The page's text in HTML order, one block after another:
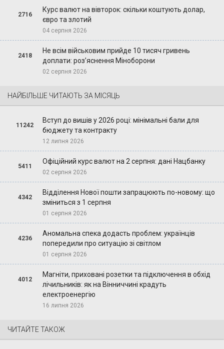
2716
Курс валют на вівторок: скільки коштують долар,
євро та злотий
04 серпня 2026
2418
Не всім військовим прийде 10 тисяч гривень
доплати: роз’яснення Міноборони
02 серпня 2026
НАЙБІЛЬШЕ ЧИТАЮТЬ ЗА МІСЯЦЬ
11242
Вступ до вишів у 2026 році: мінімальні бали для
бюджету та контракту
12 липня 2026
5411
Офіційний курс валют на 2 серпня: дані Нацбанку
02 серпня 2026
4342
Відділення Нової пошти запрацюють по-новому: що
зміниться з 1 серпня
01 серпня 2026
4236
Аномальна спека додасть проблем: українців
попередили про ситуацію зі світлом
01 серпня 2026
4012
Магніти, приховані розетки та підключення в обхід
лічильників: як на Вінниччині крадуть
електроенергію
16 липня 2026
ЧИТАЙТЕ ТАКОЖ